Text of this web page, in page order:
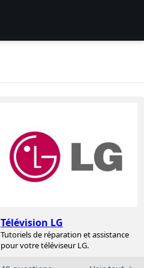
Télévision LG
Tutoriels de réparation et assistance
pour votre téléviseur LG.